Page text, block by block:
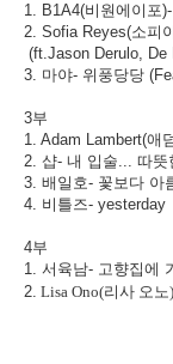
1. B1A4(비원에이포
2. Sofia Reyes(소피
(ft.Jason Derulo,
3. 마야- 위풍당당
3부
1. Adam Lambert(애
2. 샵- 내 입술... 따뜻
3. 배일호- 꽃보다 아
4. 비틀즈- yesterday
4부
1. 서육남- 고향집에
2. Lisa Ono(리사 오노